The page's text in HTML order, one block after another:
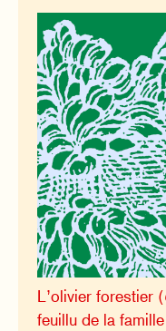
L’olivier forestier (
feuillu de la